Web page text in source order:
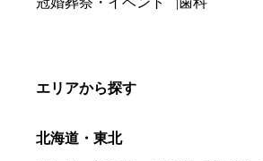
エリアから探す
北海道・東北